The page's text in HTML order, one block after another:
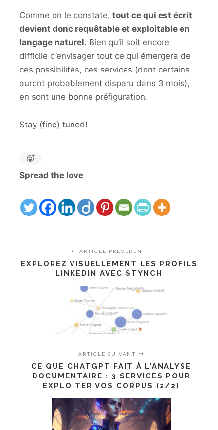
Comme on le constate, tout ce qui est écrit
devient donc requêtable et exploitable en
langage naturel. Bien qu’il soit encore
difficile d’envisager tout ce qui émergera de
ces possibilités, ces services (dont certains
auront probablement disparu dans 3 mois),
en sont une bonne préfiguration.
Stay (fine) tuned!
Spread the love
ARTICLE PRÉCÉDENT
EXPLOREZ VISUELLEMENT LES PROFILS
LINKEDIN AVEC STYNCH
ARTICLE SUIVANT
CE QUE CHATGPT FAIT À L'ANALYSE
DOCUMENTAIRE : 3 SERVICES POUR
EXPLOITER VOS CORPUS (2/2)